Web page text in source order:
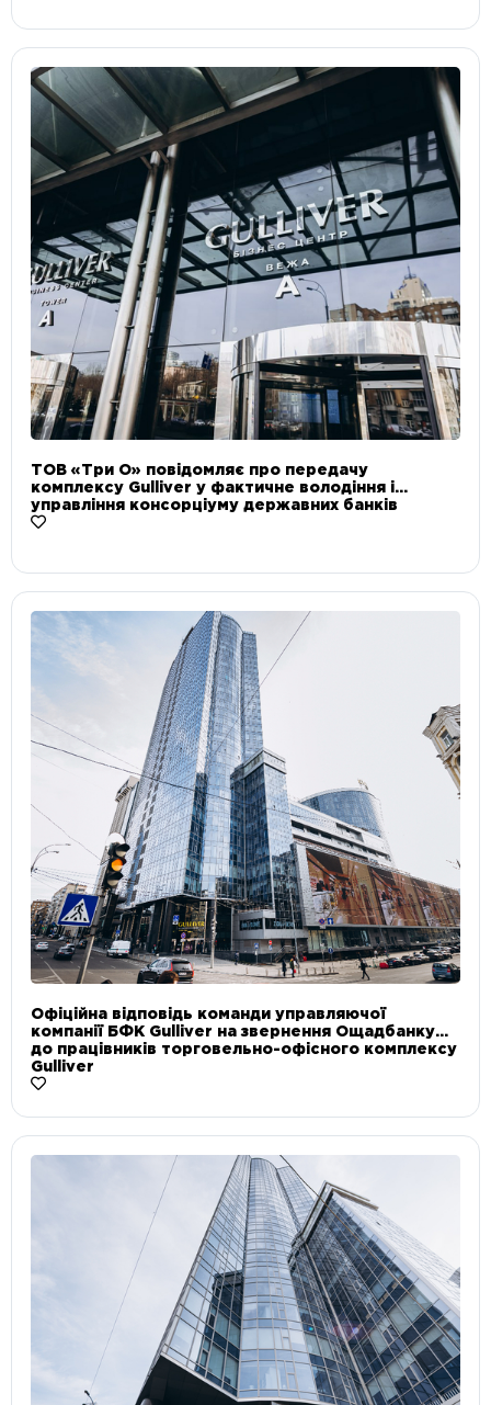
ТОВ «Три О» повідомляє про передачу
комплексу Gulliver у фактичне володіння і
управління консорціуму державних банків
Офіційна відповідь команди управляючої
компанії БФК Gulliver на звернення Ощадбанку
до працівників торговельно-офісного комплексу
Gulliver